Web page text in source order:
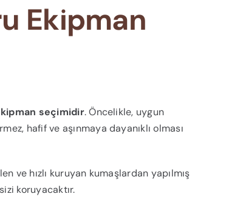
Ekipman
seçimidir. Öncelikle, uygun
hafif ve aşınmaya dayanıklı olması
ve hızlı kuruyan kumaşlardan yapılmış
koruyacaktır.